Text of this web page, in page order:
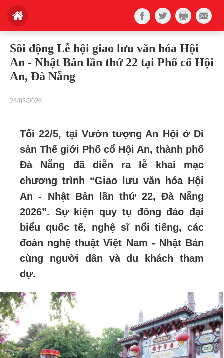
Sôi động Lễ hội giao lưu văn hóa Hội
An - Nhật Bản lần thứ 22 tại Phố cổ Hội
An, Đà Nẵng
23/05/2026
Tối 22/5, tại Vườn tượng An Hội ở Di
sản Thế giới Phố cổ Hội An, thành phố
Đà Nẵng đã diễn ra lễ khai mạc
chương trình “Giao lưu văn hóa Hội
An - Nhật Bản lần thứ 22, Đà Nẵng
2026”. Sự kiện quy tụ đông đảo đại
biểu quốc tế, nghệ sĩ nổi tiếng, các
đoàn nghệ thuật Việt Nam - Nhật Bản
cùng người dân và du khách tham
dự.